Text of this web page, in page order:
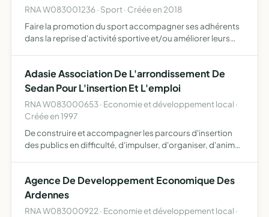
RNA W083001236 · Sport · Créée en 2018
Faire la promotion du sport accompagner ses adhérents
dans la reprise d'activité sportive et/ou améliorer leurs
Adasie Association De L'arrondissement De
Sedan Pour L'insertion Et L'emploi
RNA W083000653 · Economie et développement local ·
Créée en 1997
De construire et accompagner les parcours d'insertion
des publics en difficulté, d'impulser, d'organiser, d'animer
Agence De Developpement Economique Des
Ardennes
RNA W083000922 · Economie et développement local ·